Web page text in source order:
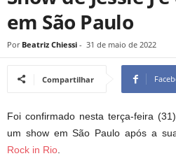
em São Paulo
Por Beatriz Chiessi - 31 de maio de 2022
Compartilhar
Foi confirmado nesta terça-feira
um show em São Paulo após a
Rock in Rio